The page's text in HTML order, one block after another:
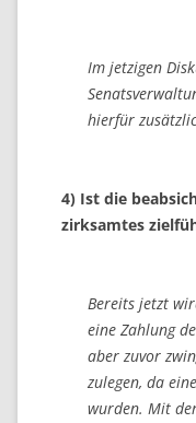
Im jetzigen
hierfür
4) Ist die
zirksamtes
Bereits jetzt
eine Zahlung
aber zuvor
zulegen, da
wurden. Mit